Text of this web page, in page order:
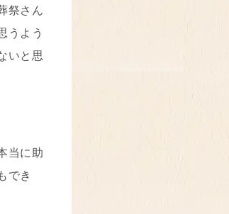
祭さん
うよう
いと思
当に助
でき